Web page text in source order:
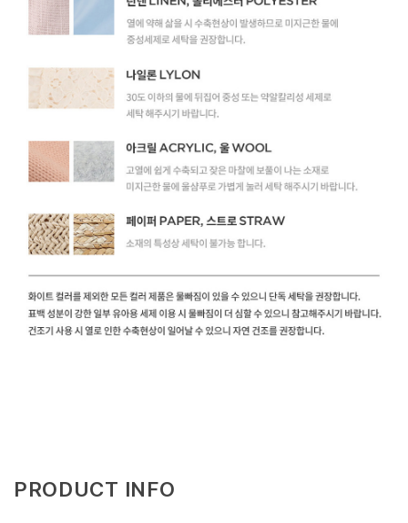
PRODUCT INFO